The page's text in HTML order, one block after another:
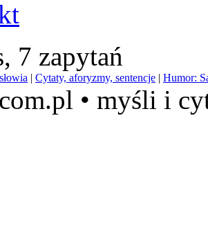
7 zapytań
| Cytaty, aforyzmy, sentencje | Humor:
• myśli i